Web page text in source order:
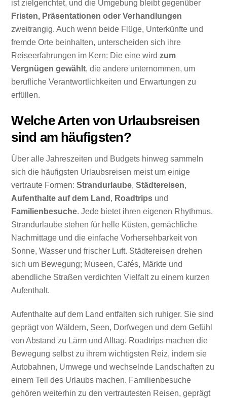
ist zielgerichtet, und die Umgebung bleibt gegenüber
Fristen, Präsentationen oder Verhandlungen
zweitrangig. Auch wenn beide Flüge, Unterkünfte und
fremde Orte beinhalten, unterscheiden sich ihre
Reiseerfahrungen im Kern: Die eine wirdzum
Vergnügen gewählt, die andere unternommen, um
berufliche Verantwortlichkeiten und Erwartungen zu
erfüllen.
Welche Arten von Urlaubsreisen
sind am häufigsten?
Über alle Jahreszeiten und Budgets hinweg sammeln
sich die häufigsten Urlaubsreisen meist um einige
vertraute Formen:Strandurlaube,Städtereisen,
Aufenthalte auf dem Land , Roadtrips und
Familienbesuche. Jede bietet ihren eigenen Rhythmus.
Strandurlaube stehen für helle Küsten, gemächliche
Nachmittage und die einfache Vorhersehbarkeit von
Sonne, Wasser und frischer Luft. Städtereisen drehen
sich um Bewegung; Museen, Cafés, Märkte und
abendliche Straßen verdichten Vielfalt zu einem kurzen
Aufenthalt.
Aufenthalte auf dem Land entfalten sich ruhiger. Sie sind
geprägt von Wäldern, Seen, Dorfwegen und dem Gefühl
von Abstand zu Lärm und Alltag. Roadtrips machen die
Bewegung selbst zu ihrem wichtigsten Reiz, indem sie
Autobahnen, Umwege und wechselnde Landschaften zu
einem Teil des Urlaubs machen. Familienbesuche
gehören weiterhin zu den vertrautesten Reisen, geprägt